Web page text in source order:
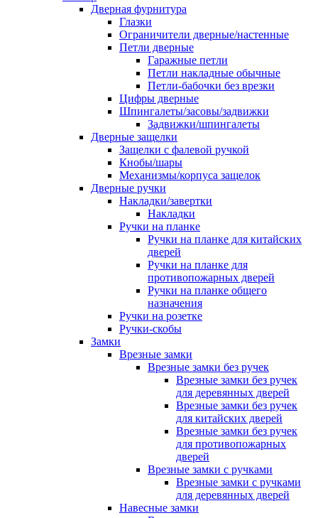
Дверная фурнитура
Глазки
Ограничители дверные/настенные
Петли дверные
Гаражные петли
Петли накладные обычные
Петли-бабочки без врезки
Цифры дверные
Шпингалеты/засовы/задвижки
Задвижки/шпингалеты
Дверные защелки
Защелки с фалевой ручкой
Кнобы/шары
Механизмы/корпуса защелок
Дверные ручки
Накладки/завертки
Накладки
Ручки на планке
Ручки на планке для китайских
дверей
Ручки на планке для
противопожарных дверей
Ручки на планке общего
назначения
Ручки на розетке
Ручки-скобы
Замки
Врезные замки
Врезные замки без ручек
Врезные замки без ручек
для деревянных дверей
Врезные замки без ручек
для китайских дверей
Врезные замки без ручек
для противопожарных
дверей
Врезные замки с ручками
Врезные замки с ручками
для деревянных дверей
Навесные замки